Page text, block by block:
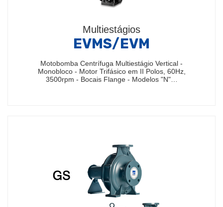
Multiestágios
EVMS/EVM
Motobomba Centrífuga Multiestágio Vertical -
Monobloco - Motor Trifásico em II Polos, 60Hz,
3500rpm - Bocais Flange - Modelos "N"…